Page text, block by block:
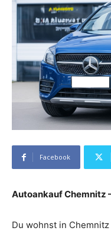
Facebook
Autoankauf Chemnitz
Du wohnst in